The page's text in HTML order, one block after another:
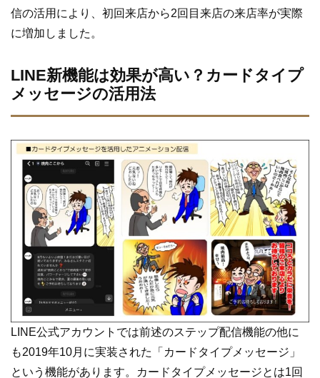
信の活用により、初回来店から2回目来店の来店率が実際
に増加しました。
LINE新機能は効果が高い？カードタイプ
メッセージの活用法
LINE公式アカウントでは前述のステップ配信機能の他に
も2019年10月に実装された「カードタイプメッセージ」
という機能があります。カードタイプメッセージとは1回